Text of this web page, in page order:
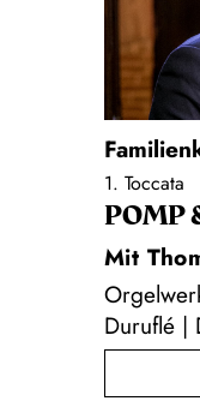
1. Toccata
POMP
Mit
Duruflé |